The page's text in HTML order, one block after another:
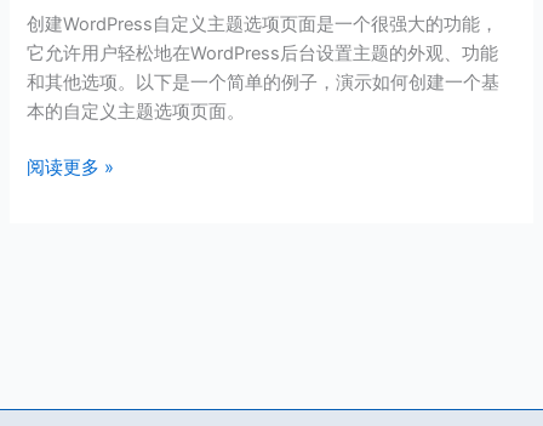
创建WordPress自定义主题选项页面是一个很强大的功能，
它允许用户轻松地在WordPress后台设置主题的外观、功能
和其他选项。以下是一个简单的例子，演示如何创建一个基
本的自定义主题选项页面。
题
选
项
页
便
阅读更多 »